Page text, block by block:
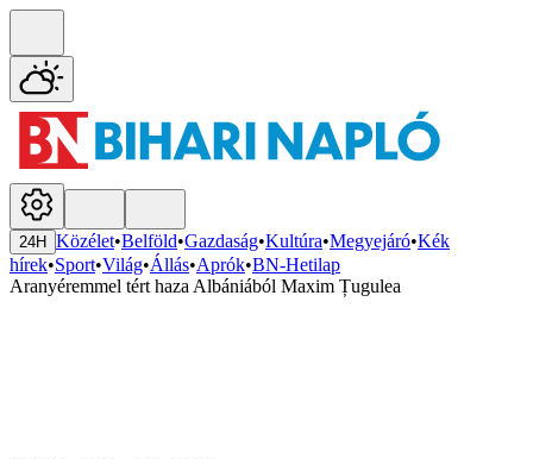
24H Közélet•Belföld•Gazdaság•Kultúra•Megyejáró•Kék
hírek•Sport•Világ•Állás•Aprók•BN-Hetilap
Aranyéremmel tért haza Albániából Maxim Țugulea